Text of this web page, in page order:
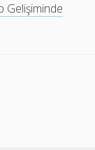
Gelişiminde